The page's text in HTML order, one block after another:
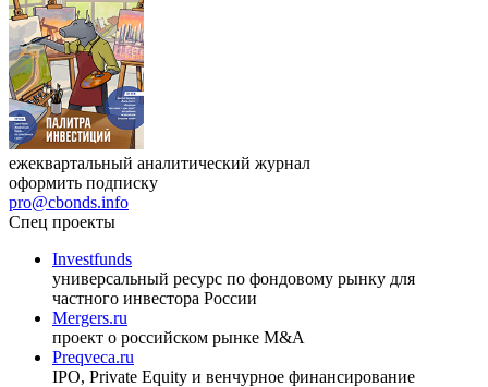
ежеквартальный аналитический журнал
оформить подписку
pro@cbonds.info
Спец проекты
Investfunds
универсальный ресурс по фондовому рынку для
частного инвестора России
Mergers.ru
проект о российском рынке M&A
Preqveca.ru
IPO, Private Equity и венчурное финансирование